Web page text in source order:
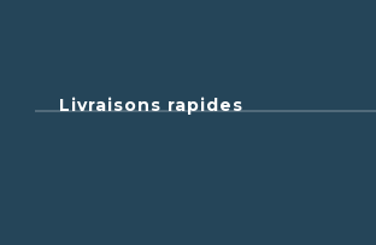
Livraisons rapides